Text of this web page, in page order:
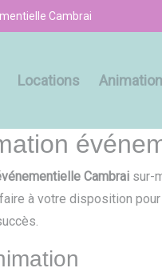
Cambrai
Locations
Cambrai sur-
à votre disposition